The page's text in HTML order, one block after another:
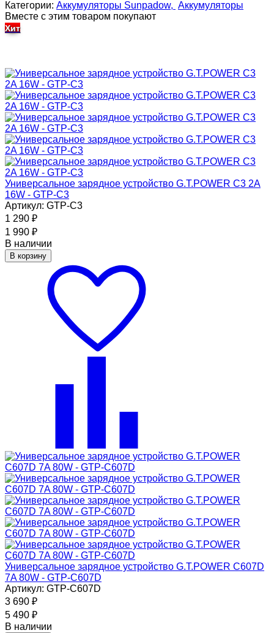
Категории: Аккумуляторы Sunpadow, Аккумуляторы
Вместе с этим товаром покупают
Хит
Универсальное зарядное устройство G.T.POWER C3 2A
16W - GTP-C3
Артикул: GTP-C3
1 290 ₽
1 990 ₽
В наличии
В корзину
Универсальное зарядное устройство G.T.POWER C607D
7A 80W - GTP-C607D
Артикул: GTP-C607D
3 690 ₽
5 490 ₽
В наличии